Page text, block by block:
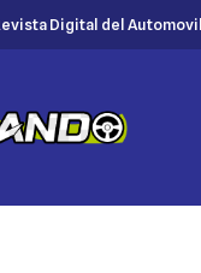
Digital del